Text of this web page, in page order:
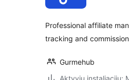
Professional affiliate
tracking and
Gurmehub
Aktyvių instaliacijų: